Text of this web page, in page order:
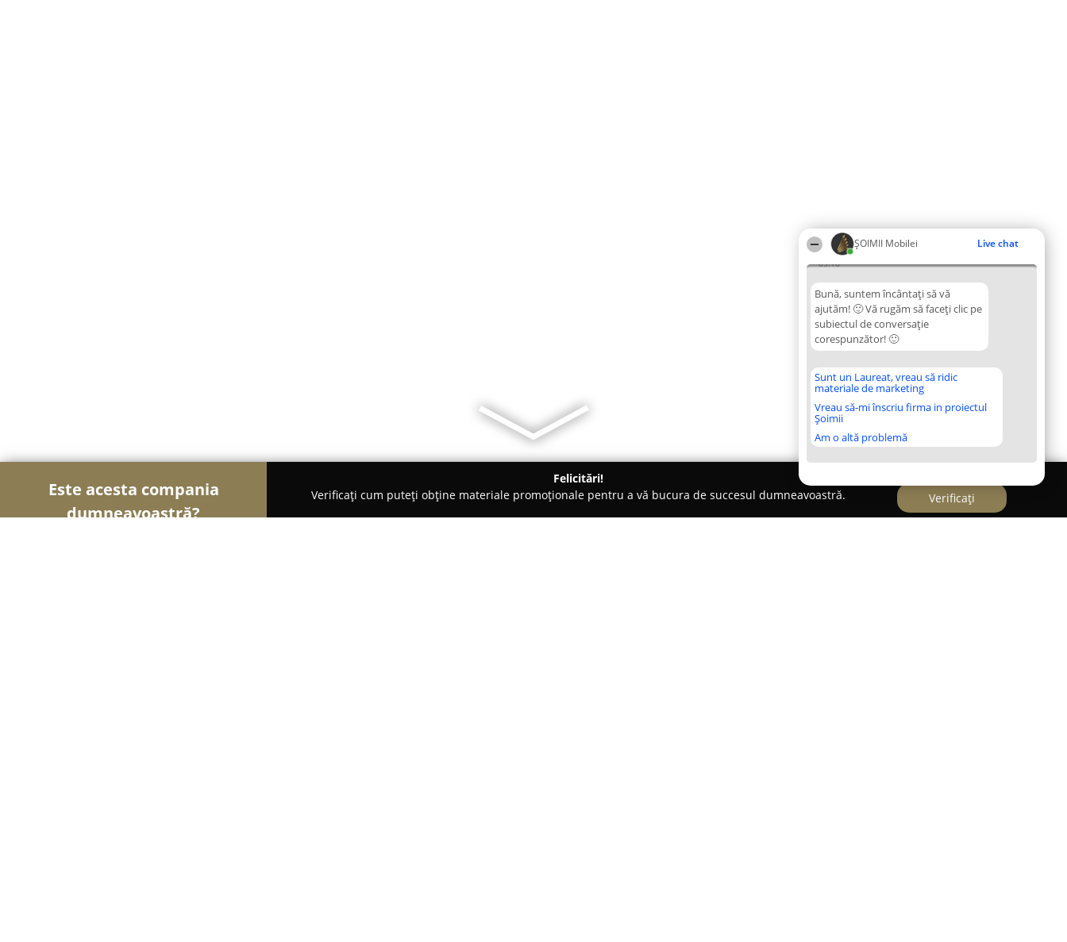
ȘOIMII Mobilei Live chat
03:16
Bună, suntem încântați să vă
ajutăm! 🙂 Vă rugăm să faceți clic pe
subiectul de conversație
corespunzător! 🙂
Sunt un Laureat, vreau să ridic
materiale de marketing
Vreau să-mi înscriu firma in proiectul
Șoimii
Am o altă problemă
Este acesta compania
dumneavoastră?
Felicitări!
Verificați cum puteți obține materiale promoționale pentru a vă bucura de succesul dumneavoastră.
Verificați